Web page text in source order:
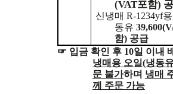
(VAT포함)
신냉매 R-1234yf용
동유
함) 공급
☞ 입금 확인 후 10일 이내
냉매용 오일(냉동
문 불가하며 냉매
께 주문 가능